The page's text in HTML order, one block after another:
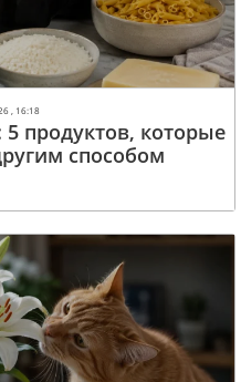
, 16:18
продуктов, которые
способом